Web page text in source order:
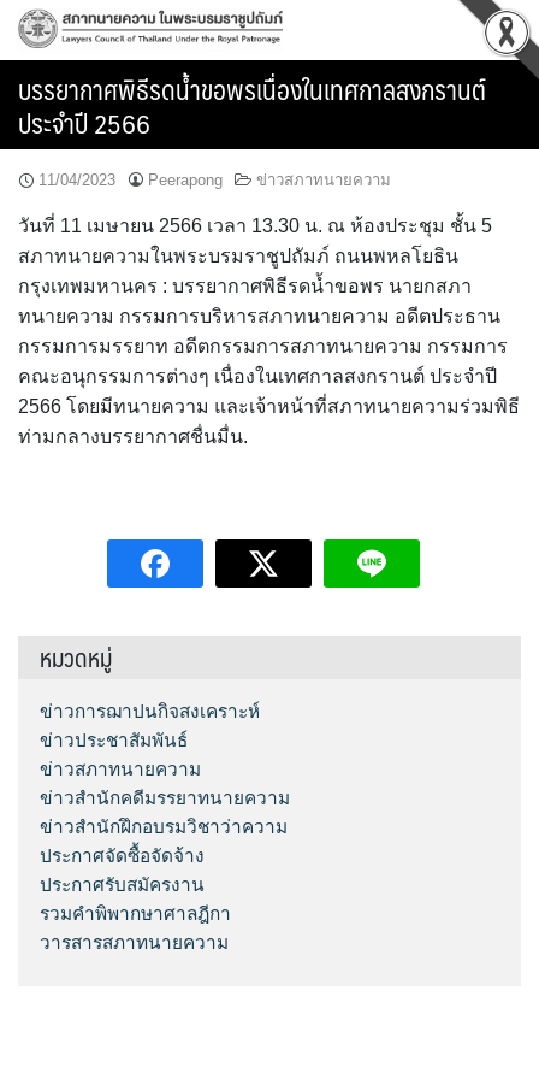
Skip
บรรยากาศพิธีรดน้ำขอพรเนื่องในเทศกาลสงกรานต์
ประจำปี 2566
11/04/2023 Peerapong ข่าวสภาทนายความ
วันที่ 11 เมษายน 2566 เวลา 13.30 น. ณ ห้องประชุม ชั้น 5
สภาทนายความในพระบรมราชูปถัมภ์ ถนนพหลโยธิน
กรุงเทพมหานคร : บรรยากาศพิธีรดน้ำขอพร นายกสภา
ทนายความ กรรมการบริหารสภาทนายความ อดีตประธาน
กรรมการมรรยาท อดีตกรรมการสภาทนายความ กรรมการ
คณะอนุกรรมการต่างๆ เนื่องในเทศกาลสงกรานต์ ประจำปี
2566 โดยมีทนายความ และเจ้าหน้าที่สภาทนายความร่วมพิธี
ท่ามกลางบรรยากาศชื่นมื่น.
หมวดหมู่
ข่าวการฌาปนกิจสงเคราะห์
ข่าวประชาสัมพันธ์
ข่าวสภาทนายความ
ข่าวสำนักคดีมรรยาทนายความ
ข่าวสำนักฝึกอบรมวิชาว่าความ
ประกาศจัดซื้อจัดจ้าง
ประกาศรับสมัครงาน
รวมคำพิพากษาศาลฎีกา
วารสารสภาทนายความ